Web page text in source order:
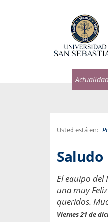
Actualidad
Usted está en:
El equipo del
una muy
queridos.
Viernes 21 de
médicas y
por incapacidad